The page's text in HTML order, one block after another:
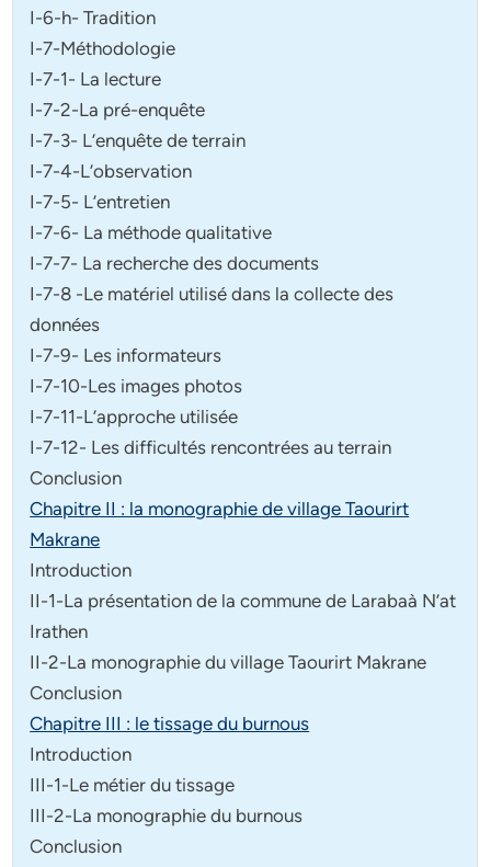
I-6-h- Tradition
I-7-Méthodologie
I-7-1- La lecture
I-7-2-La pré-enquête
I-7-3- L’enquête de terrain
I-7-4-L’observation
I-7-5- L’entretien
I-7-6- La méthode qualitative
I-7-7- La recherche des documents
I-7-8 -Le matériel utilisé dans la collecte des
données
I-7-9- Les informateurs
I-7-10-Les images photos
I-7-11-L’approche utilisée
I-7-12- Les difficultés rencontrées au terrain
Conclusion
Chapitre II : la monographie de village Taourirt
Makrane
Introduction
II-1-La présentation de la commune de Larabaà N’at
Irathen
II-2-La monographie du village Taourirt Makrane
Conclusion
Chapitre III : le tissage du burnous
Introduction
III-1-Le métier du tissage
III-2-La monographie du burnous
Conclusion